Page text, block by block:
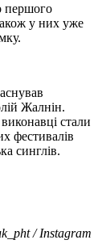
першого
у них уже
Жалнін.
стали
фестивалів
синглів.
/ Instagram